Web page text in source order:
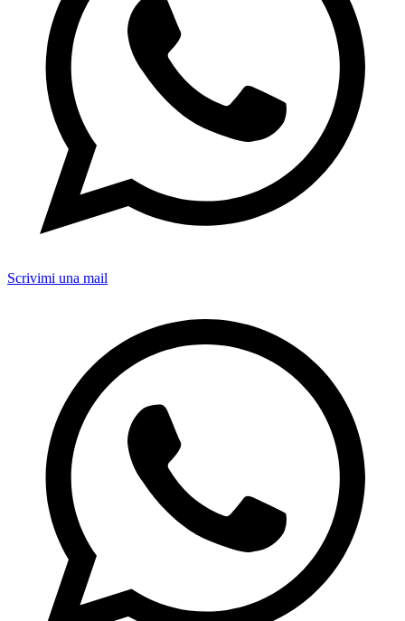
Scrivimi una mail